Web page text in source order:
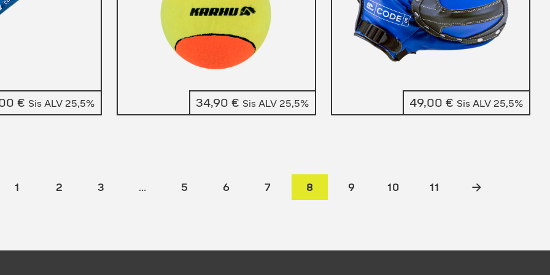
€ Sis ALV 25,5% 34,90€ Sis ALV 25,5% 49,00€ Sis ALV 25,5%
1 2 3 … 5 6 7 8 9 10 11 →